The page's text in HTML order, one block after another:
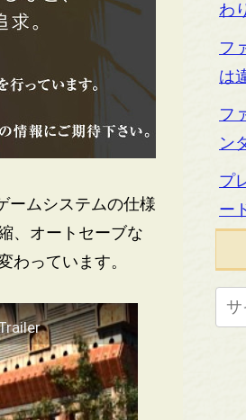
ームシステムの仕様
、オートセーブな
わっています。
わ
フ
は
フ
ン
プ
ー